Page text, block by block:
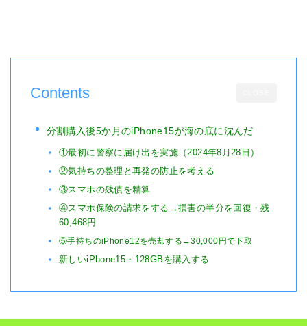
Contents
分割購入後5か月のiPhone15が海の底に沈んだ
①最初に警察に届け出を実施（2024年8月28日）
②気持ちの整理と再発の防止を考える
③スマホの残債を精算
④スマホ保険の請求をする→損害の半分を回復・残
60,468円
⑤手持ちのiPhone12を売却する →30,000円で下取
新しいiPhone15・128GBを購入する